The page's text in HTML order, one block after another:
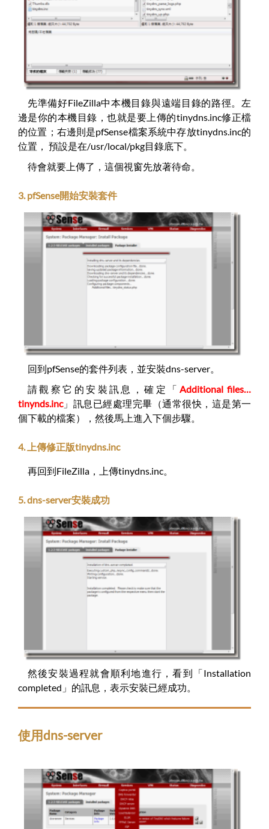
先準備好FileZilla中本機目錄與遠端目錄的路徑。左
邊是你的本機目錄，也就是要上傳的tinydns.inc修正檔
的位置；右邊則是pfSense檔案系統中存放tinydns.inc的
位置， 預設是在/usr/local/pkg目錄底下。
待會就要上傳了，這個視窗先放著待命。
3. pfSense開始安裝套件
回到pfSense的套件列表，並安裝dns-server。
請觀察它的安裝訊息，確定「 Additional files…
tinynds.inc」訊息已經處理完畢（通常很快，這是第一
個下載的檔案），然後馬上進入下個步驟。
4. 上傳修正版tinydns.inc
再回到FileZilla，上傳tinydns.inc。
5. dns-server安裝成功
然後安裝過程就會順利地進行，看到「Installation
completed」的訊息，表示安裝已經成功。
使用dns-server